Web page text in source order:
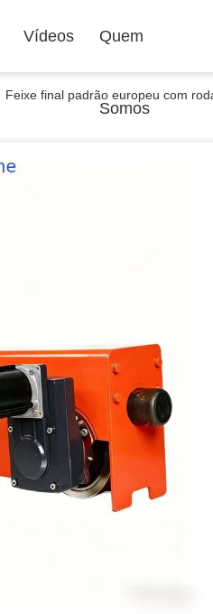
Vídeos Quem
Somos
Feixe final padrão europeu com